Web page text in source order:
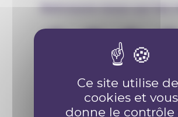
Ce site utilise
cookies et vous
donne le contrôle
Retrouve-nous sur les
Contact